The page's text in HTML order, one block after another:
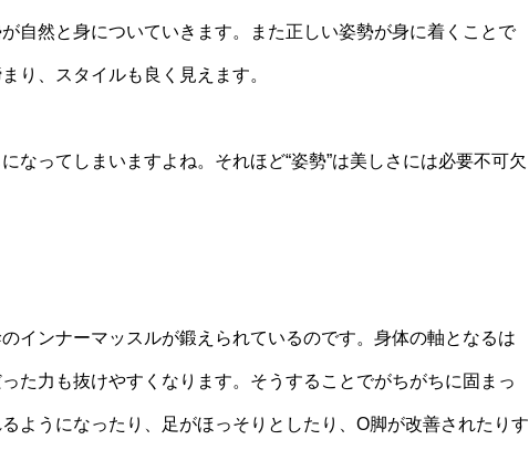
自然と身についていきます。また正しい姿勢が身に着くことで
り、スタイルも良く見えます。
なってしまいますよね。それほど“姿勢”は美しさには必要不可欠
インナーマッスルが鍛えられているのです。身体の軸となるは
た力も抜けやすくなります。そうすることでがちがちに固まっ
ようになったり、足がほっそりとしたり、O脚が改善されたりす